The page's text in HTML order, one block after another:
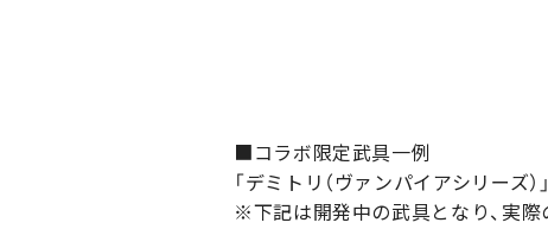
■コラボ限定武具一例
「デミトリ（ヴァンパイアシリーズ）
※下記は開発中の武具となり、実